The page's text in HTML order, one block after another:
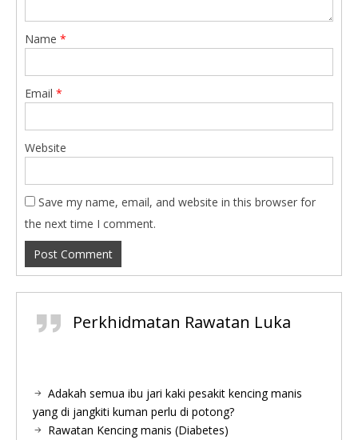
Name *
Email *
Website
Save my name, email, and website in this browser for
the next time I comment.
Perkhidmatan Rawatan Luka
Adakah semua ibu jari kaki pesakit kencing manis
yang di jangkiti kuman perlu di potong?
Rawatan Kencing manis (Diabetes)